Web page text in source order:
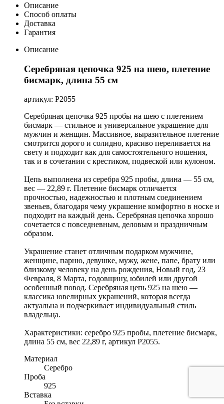
Описание
Способ оплаты
Доставка
Гарантия
Описание
Серебряная цепочка 925 на шею, плетение
бисмарк, длина 55 см
артикул: Р2055
Серебряная цепочка 925 пробы на шею с плетением
бисмарк — стильное и универсальное украшение для
мужчин и женщин. Массивное, выразительное плетение
смотрится дорого и солидно, красиво переливается на
свету и подходит как для самостоятельного ношения,
так и в сочетании с крестиком, подвеской или кулоном.
Цепь выполнена из серебра 925 пробы, длина — 55 см,
вес — 22,89 г. Плетение бисмарк отличается
прочностью, надежностью и плотным соединением
звеньев, благодаря чему украшение комфортно в носке и
подходит на каждый день. Серебряная цепочка хорошо
сочетается с повседневным, деловым и праздничным
образом.
Украшение станет отличным подарком мужчине,
женщине, парню, девушке, мужу, жене, папе, брату или
близкому человеку на день рождения, Новый год, 23
Февраля, 8 Марта, годовщину, юбилей или другой
особенный повод. Серебряная цепь 925 на шею —
классика ювелирных украшений, которая всегда
актуальна и подчеркивает индивидуальный стиль
владельца.
Характеристики: серебро 925 пробы, плетение бисмарк,
длина 55 см, вес 22,89 г, артикул Р2055.
Материал
Серебро
Проба
925
Вставка